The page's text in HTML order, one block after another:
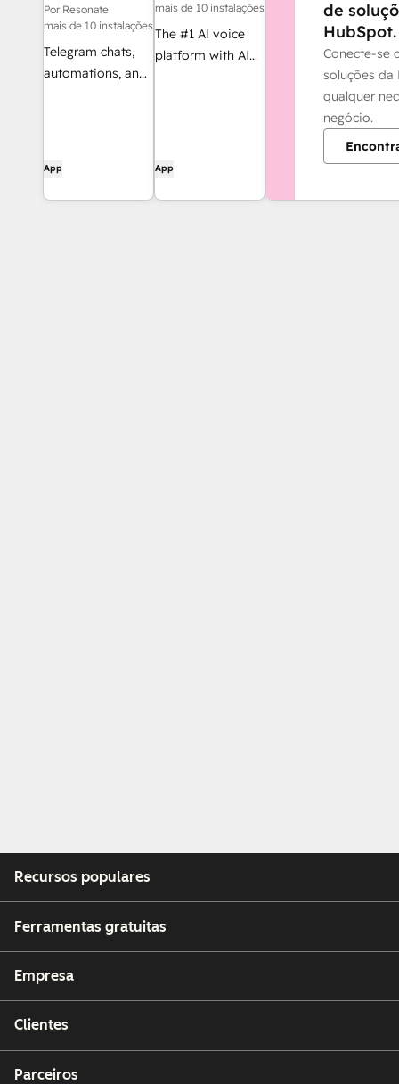
Por Resonate
mais de 10 instalações
Telegram chats,
automations, and
Channel)
App
mais de 10 instalações
The #1 AI voice
platform with AI
App
de
HubSpot.
Conecte-se
soluções da
qualquer
negócio.
Recursos populares
Ferramentas gratuitas
Empresa
Clientes
Parceiros